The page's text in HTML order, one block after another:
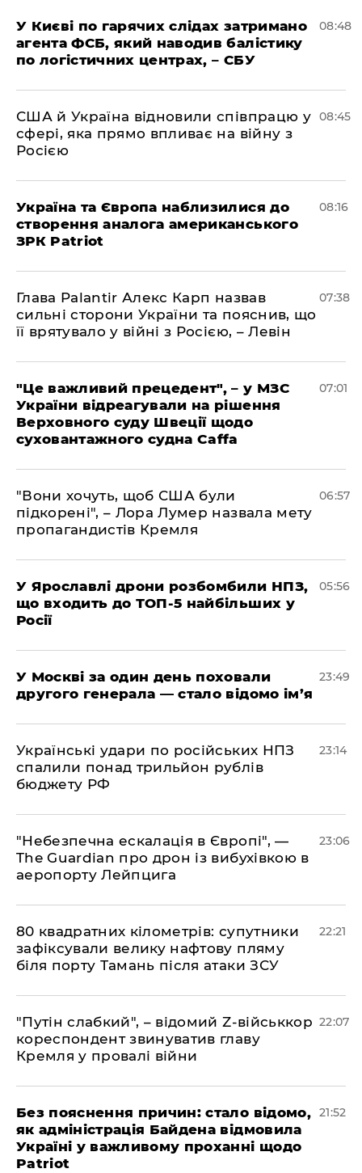
У Києві по гарячих слідах затримано
агента ФСБ, який наводив балістику
по логістичних центрах, – СБУ
08:48
США й Україна відновили співпрацю у
сфері, яка прямо впливає на війну з
Росією
08:45
Україна та Європа наблизилися до
створення аналога американського
ЗРК Patriot
08:16
Глава Palantir Алекс Карп назвав
сильні сторони України та пояснив, що
її врятувало у війні з Росією, – Левін
07:38
"Це важливий прецедент", – у МЗС
України відреагували на рішення
Верховного суду Швеції щодо
суховантажного судна Caffa
07:01
"Вони хочуть, щоб США були
підкорені", – Лора Лумер назвала мету
пропагандистів Кремля
06:57
У Ярославлі дрони розбомбили НПЗ,
що входить до ТОП-5 найбільших у
Росії
05:56
​У Москві за один день поховали
другого генерала — стало відомо ім’я
23:49
​Українські удари по російських НПЗ
спалили понад трильйон рублів
бюджету РФ
23:14
​"Небезпечна ескалація в Європі", —
The Guardian про дрон із вибухівкою в
аеропорту Лейпцига
23:06
​80 квадратних кілометрів: супутники
зафіксували велику нафтову пляму
біля порту Тамань після атаки ЗСУ
22:21
"Путін слабкий", – відомий Z-військкор
кореспондент звинуватив главу
Кремля у провалі війни
22:07
​Без пояснення причин: стало відомо,
як адміністрація Байдена відмовила
Україні у важливому проханні щодо
Patriot
21:52